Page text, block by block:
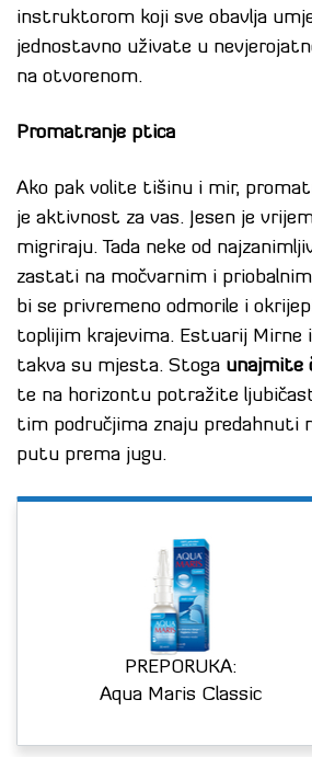
instruktorom koji sve obavlja
jednostavno uživate u
na otvorenom.
Promatranje ptica
Ako pak volite tišinu i mir,
je aktivnost za vas. Jesen je
migriraju. Tada neke od
zastati na močvarnim i
bi se privremeno odmorile i
toplijim krajevima. Estuarij Mirne
takva su mjesta. Stoga unajmite
te na horizontu potražite
tim područjima znaju predahnuti
putu prema jugu.
PREPORUKA:
Aqua Maris Classic